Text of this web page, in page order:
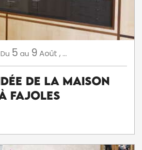
Du 5 au 9 Août , ...
de la Maison
Fajoles